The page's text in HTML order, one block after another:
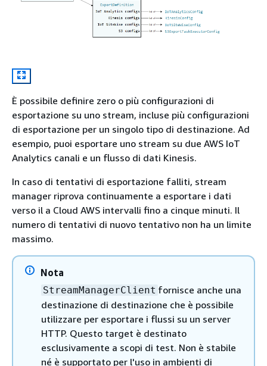
È possibile definire zero o più configurazioni di
esportazione su uno stream, incluse più configurazioni
di esportazione per un singolo tipo di destinazione. Ad
esempio, puoi esportare uno stream su due AWS IoT
Analytics canali e un flusso di dati Kinesis.
In caso di tentativi di esportazione falliti, stream
manager riprova continuamente a esportare i dati
verso il a Cloud AWS intervalli fino a cinque minuti. Il
numero di tentativi di nuovo tentativo non ha un limite
massimo.
Nota
StreamManagerClient fornisce anche una
destinazione di destinazione che è possibile
utilizzare per esportare i flussi su un server
HTTP. Questo target è destinato
esclusivamente a scopi di test. Non è stabile
né è supportato per l'uso in ambienti di